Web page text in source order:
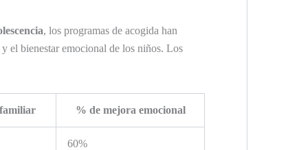
, los programas de acogida han
y el bienestar emocional de los niños. Los
% de mejora emocional
60%